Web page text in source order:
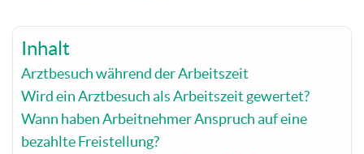
Inhalt
Arztbesuch während der Arbeitszeit
Wird ein Arztbesuch als Arbeitszeit gewertet?
Wann haben Arbeitnehmer Anspruch auf eine
bezahlte Freistellung?